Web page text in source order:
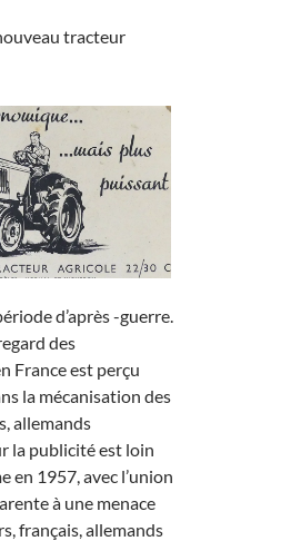
tracteur
d’après -guerre.
des
France est perçu
la mécanisation des
allemands
la publicité est loin
en 1957, avec l’union
à une menace
français, allemands